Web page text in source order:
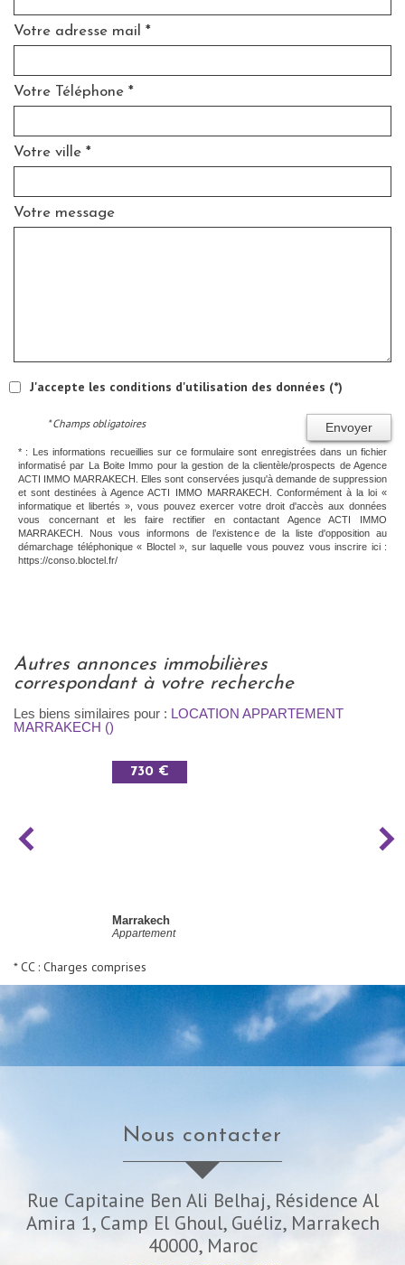
Votre adresse mail *
Votre Téléphone *
Votre ville *
Votre message
J'accepte les conditions d'utilisation des données (*)
Envoyer
* Champs obligatoires
* : Les informations recueillies sur ce formulaire sont enregistrées dans un fichier
informatisé par La Boite Immo pour la gestion de la clientèle/prospects de Agence
ACTI IMMO MARRAKECH. Elles sont conservées jusqu'à demande de suppression
et sont destinées à Agence ACTI IMMO MARRAKECH. Conformément à la loi «
informatique et libertés », vous pouvez exercer votre droit d'accès aux données
vous concernant et les faire rectifier en contactant Agence ACTI IMMO
MARRAKECH. Nous vous informons de l’existence de la liste d'opposition au
démarchage téléphonique « Bloctel », sur laquelle vous pouvez vous inscrire ici :
https://conso.bloctel.fr/
autres annonces immobilières
correspondant à votre recherche
Les biens similaires pour : LOCATION APPARTEMENT
MARRAKECH ()
730 €
Marrakech
Appartement
* CC : Charges comprises
nous contacter
Rue Capitaine Ben Ali Belhaj, Résidence Al
Amira 1, Camp El Ghoul, Guéliz, Marrakech
40000, Maroc